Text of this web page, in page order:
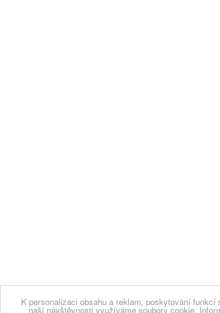
K personalizaci obsahu a reklam, poskytování
naší návštěvnosti využíváme soubory cookie.